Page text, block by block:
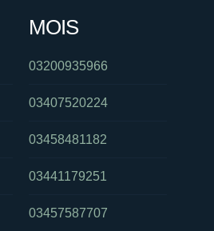
MOIS
03200935966
03407520224
03458481182
03441179251
03457587707